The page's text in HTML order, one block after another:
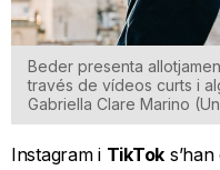
Beder presenta
través de vídeos curts i
Gabriella Clare Marino
Instagram i TikTok